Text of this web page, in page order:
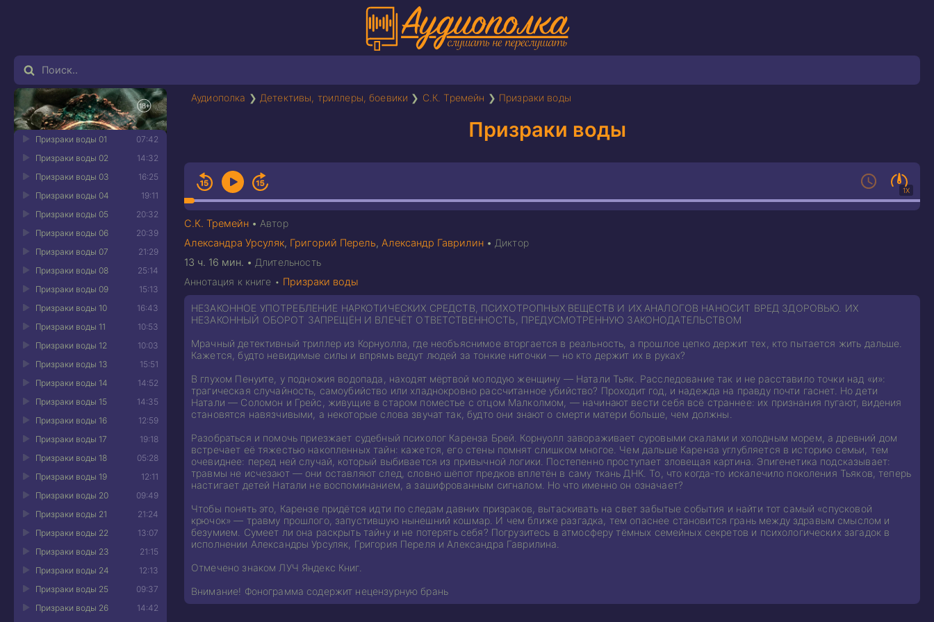
Аудиополка ❯ Детективы, триллеры, боевики ❯ С.К. Тремейн ❯ Призраки воды
Призраки воды
1X
С.К. Тремейн • Автор
Александра Урсуляк, Григорий Перель, Александр Гаврилин • Диктор
13 ч. 16 мин. • Длительность
07:42
Призраки воды 01
14:32
Призраки воды 02
16:25
Призраки воды 03
19:11
Призраки воды 04
20:32
Призраки воды 05
20:39
Призраки воды 06
21:29
Призраки воды 07
25:14
Призраки воды 08
15:13
Призраки воды 09
16:43
Призраки воды 10
10:53
Призраки воды 11
10:03
Призраки воды 12
15:51
Призраки воды 13
14:52
Призраки воды 14
14:35
Призраки воды 15
12:59
Призраки воды 16
19:18
Призраки воды 17
05:28
Призраки воды 18
12:11
Призраки воды 19
09:49
Призраки воды 20
21:24
Призраки воды 21
13:07
Призраки воды 22
21:15
Призраки воды 23
12:13
Призраки воды 24
09:37
Призраки воды 25
14:42
Призраки воды 26
Аннотация к книге • Призраки воды
НЕЗАКОННОЕ УПОТРЕБЛЕНИЕ НАРКОТИЧЕСКИХ СРЕДСТВ, ПСИХОТРОПНЫХ ВЕЩЕСТВ И ИХ АНАЛОГОВ НАНОСИТ ВРЕД ЗДОРОВЬЮ. ИХ
НЕЗАКОННЫЙ ОБОРОТ ЗАПРЕЩЁН И ВЛЕЧЁТ ОТВЕТСТВЕННОСТЬ, ПРЕДУСМОТРЕННУЮ ЗАКОНОДАТЕЛЬСТВОМ
Мрачный детективный триллер из Корнуолла, где необъяснимое вторгается в реальность, а прошлое цепко держит тех, кто пытается жить дальше.
Кажется, будто невидимые силы и впрямь ведут людей за тонкие ниточки — но кто держит их в руках?
В глухом Пенуите, у подножия водопада, находят мёртвой молодую женщину — Натали Тьяк. Расследование так и не расставило точки над «и»:
трагическая случайность, самоубийство или хладнокровно рассчитанное убийство? Проходит год, и надежда на правду почти гаснет. Но дети
Натали — Соломон и Грейс, живущие в старом поместье с отцом Малколмом, — начинают вести себя всё страннее: их признания пугают, видения
становятся навязчивыми, а некоторые слова звучат так, будто они знают о смерти матери больше, чем должны.
Разобраться и помочь приезжает судебный психолог Каренза Брей. Корнуолл завораживает суровыми скалами и холодным морем, а древний дом
встречает её тяжестью накопленных тайн: кажется, его стены помнят слишком многое. Чем дальше Каренза углубляется в историю семьи, тем
очевиднее: перед ней случай, который выбивается из привычной логики. Постепенно проступает зловещая картина. Эпигенетика подсказывает:
травмы не исчезают — они оставляют след, словно шёпот предков вплетён в саму ткань ДНК. То, что когда-то искалечило поколения Тьяков, теперь
настигает детей Натали не воспоминанием, а зашифрованным сигналом. Но что именно он означает?
Чтобы понять это, Карензе придётся идти по следам давних призраков, вытаскивать на свет забытые события и найти тот самый «спусковой
крючок» — травму прошлого, запустившую нынешний кошмар. И чем ближе разгадка, тем опаснее становится грань между здравым смыслом и
безумием. Сумеет ли она раскрыть тайну и не потерять себя? Погрузитесь в атмосферу тёмных семейных секретов и психологических загадок в
исполнении Александры Урсуляк, Григория Переля и Александра Гаврилина.
Отмечено знаком ЛУЧ Яндекс Книг.
Внимание! Фонограмма содержит нецензурную брань